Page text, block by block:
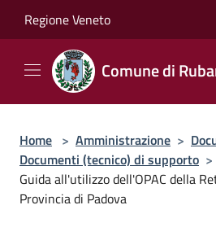
Regione Veneto
Comune di
Home > Amministrazione >
Documenti (tecnico) di supporto >
Guida all'utilizzo dell'OPAC della
Provincia di Padova